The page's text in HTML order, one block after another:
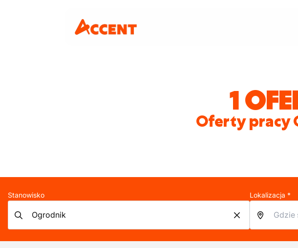
1
Oferty pracy
Stanowisko Lokalizacja *